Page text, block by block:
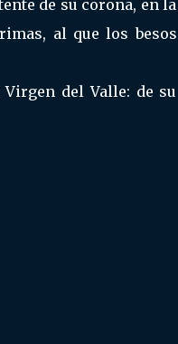
de su corona, en la
al que los besos
del Valle: de su